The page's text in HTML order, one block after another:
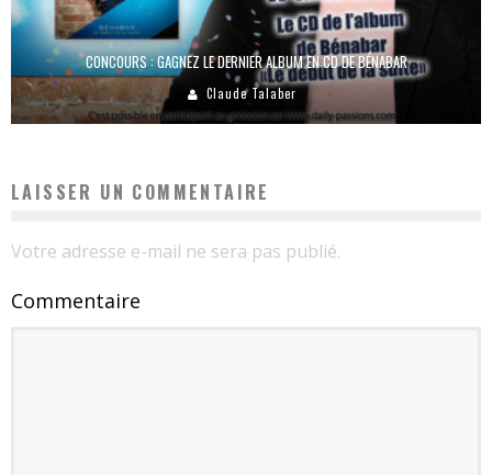
CONCOURS : GAGNEZ LE DERNIER ALBUM EN CD DE BÉNABAR
Claude Talaber
LAISSER UN COMMENTAIRE
Votre adresse e-mail ne sera pas publié.
Commentaire